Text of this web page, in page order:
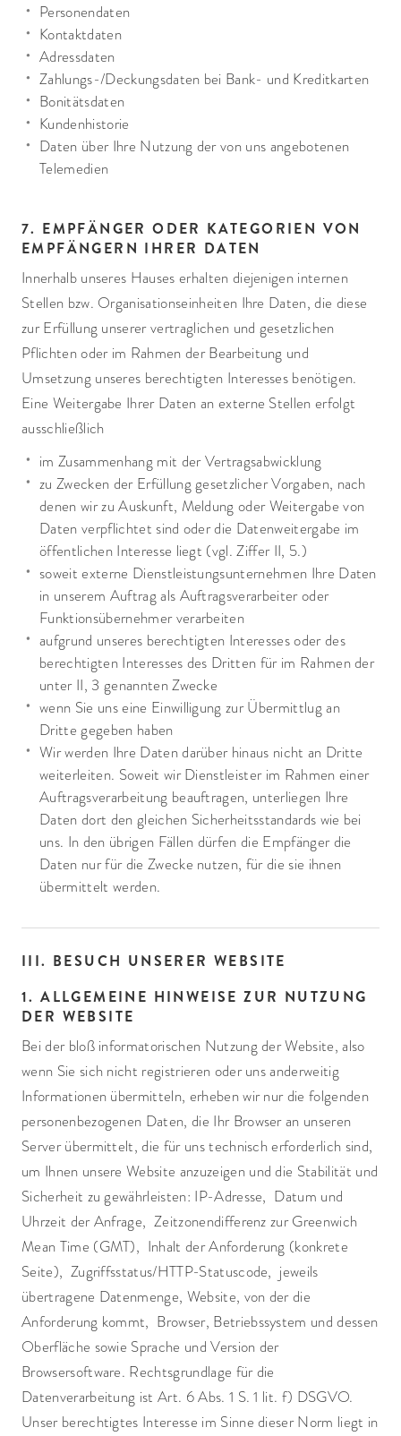
Personendaten
Kontaktdaten
Adressdaten
Zahlungs-/Deckungsdaten bei Bank- und Kreditkarten
Bonitätsdaten
Kundenhistorie
Daten über Ihre Nutzung der von uns angebotenen
Telemedien
7. EMPFÄNGER ODER KATEGORIEN VON
EMPFÄNGERN IHRER DATEN
Innerhalb unseres Hauses erhalten diejenigen internen
Stellen bzw. Organisationseinheiten Ihre Daten, die diese
zur Erfüllung unserer vertraglichen und gesetzlichen
Pflichten oder im Rahmen der Bearbeitung und
Umsetzung unseres berechtigten Interesses benötigen.
Eine Weitergabe Ihrer Daten an externe Stellen erfolgt
ausschließlich
im Zusammenhang mit der Vertragsabwicklung
zu Zwecken der Erfüllung gesetzlicher Vorgaben, nach
denen wir zu Auskunft, Meldung oder Weitergabe von
Daten verpflichtet sind oder die Datenweitergabe im
öffentlichen Interesse liegt (vgl. Ziffer II, 5.)
soweit externe Dienstleistungsunternehmen Ihre Daten
in unserem Auftrag als Auftragsverarbeiter oder
Funktionsübernehmer verarbeiten
aufgrund unseres berechtigten Interesses oder des
berechtigten Interesses des Dritten für im Rahmen der
unter II, 3 genannten Zwecke
wenn Sie uns eine Einwilligung zur Übermittlug an
Dritte gegeben haben
Wir werden Ihre Daten darüber hinaus nicht an Dritte
weiterleiten. Soweit wir Dienstleister im Rahmen einer
Auftragsverarbeitung beauftragen, unterliegen Ihre
Daten dort den gleichen Sicherheitsstandards wie bei
uns. In den übrigen Fällen dürfen die Empfänger die
Daten nur für die Zwecke nutzen, für die sie ihnen
übermittelt werden.
III. BESUCH UNSERER WEBSITE
1. ALLGEMEINE HINWEISE ZUR NUTZUNG
DER WEBSITE
Bei der bloß informatorischen Nutzung der Website, also
wenn Sie sich nicht registrieren oder uns anderweitig
Informationen übermitteln, erheben wir nur die folgenden
personenbezogenen Daten, die Ihr Browser an unseren
Server übermittelt, die für uns technisch erforderlich sind,
um Ihnen unsere Website anzuzeigen und die Stabilität und
Sicherheit zu gewährleisten: IP-Adresse, Datum und
Uhrzeit der Anfrage, Zeitzonendifferenz zur Greenwich
Mean Time (GMT), Inhalt der Anforderung (konkrete
Seite), Zugriffsstatus/HTTP-Statuscode, jeweils
übertragene Datenmenge, Website, von der die
Anforderung kommt, Browser, Betriebssystem und dessen
Oberfläche sowie Sprache und Version der
Browsersoftware. Rechtsgrundlage für die
Datenverarbeitung ist Art. 6 Abs. 1 S. 1 lit. f) DSGVO.
Unser berechtigtes Interesse im Sinne dieser Norm liegt in